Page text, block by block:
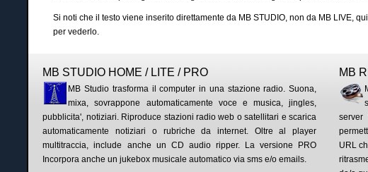
Si noti che il testo viene inserito direttamente da MB STUDIO, non da MB LIVE,
per vederlo.
MB STUDIO HOME / LITE / PRO
MB Studio trasforma il computer in una stazione radio. Suona,
mixa, sovrappone automaticamente voce e musica, jingles,
pubblicita', notiziari. Riproduce stazioni radio web o satellitari e scarica
automaticamente notiziari o rubriche da internet. Oltre al player
multitraccia, include anche un CD audio ripper. La versione PRO
Incorpora anche un jukebox musicale automatico via sms e/o emails.
MB
server
URL